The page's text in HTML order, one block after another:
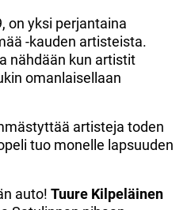
on yksi perjantaina
-kauden artisteista.
nähdään kun artistit
omanlaisellaan
artisteja toden
tuo monelle lapsuuden
auto! Tuure Kilpeläinen